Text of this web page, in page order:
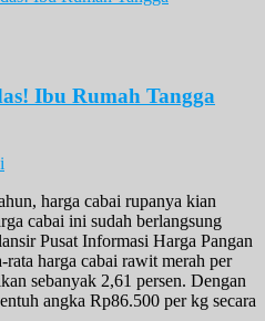
Ibu Rumah Tangga
harga cabai rupanya kian
cabai ini sudah berlangsung
Pusat Informasi Harga Pangan
harga cabai rawit merah per
sebanyak 2,61 persen. Dengan
angka Rp86.500 per kg secara